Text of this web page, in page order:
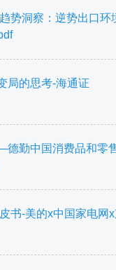
势洞察：逆势出口环
局的思考-海通证
德勤中国消费品和零
书-美的x中国家电网